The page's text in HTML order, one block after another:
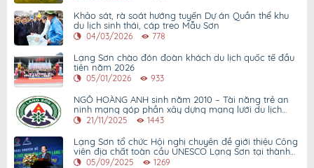
Khảo sát, rà soát hướng tuyến Dự án Quần thể khu
du lịch sinh thái, cáp treo Mẫu Sơn
04/03/2026 778
Lạng Sơn chào đón đoàn khách du lịch quốc tế đầu
tiên năm 2026
05/01/2026 933
NGÔ HOÀNG ANH sinh năm 2010 – Tài năng trẻ an
ninh mạng góp phần xây dựng mạng lưới du lịch
Lạng Sơn hiện đại
21/11/2025 1443
Lạng Sơn tổ chức Hội nghị chuyên đề giới thiệu Công
viên địa chất toàn cầu UNESCO Lạng Sơn tại thành
phố Hồ Chí Minh
05/09/2025 1269